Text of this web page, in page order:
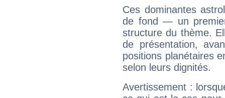
Ces dominantes
de fond — un
structure du thème.
de présentation,
positions planétaires
selon leurs dignités.
Avertissement :